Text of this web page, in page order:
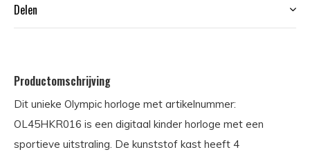
Delen
Productomschrijving
Dit unieke Olympic horloge met artikelnummer:
OL45HKR016 is een digitaal kinder horloge met een
sportieve uitstraling. De kunststof kast heeft 4